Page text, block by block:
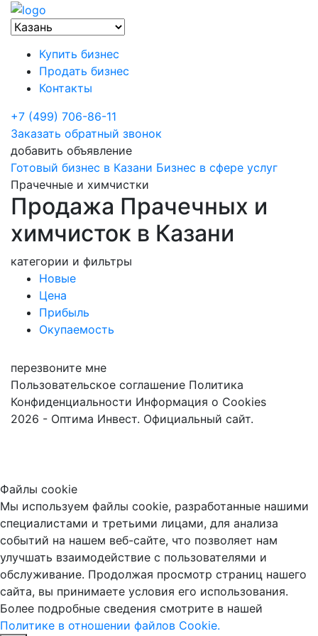
Купить бизнес
Продать бизнес
Контакты
+7 (499) 706-86-11
Заказать обратный звонок
добавить объявление
Готовый бизнес в Казани Бизнес в сфере услуг
Прачечные и химчистки
Продажа Прачечных и
химчисток в Казани
категории и фильтры
Новые
Цена
Прибыль
Окупаемость
перезвоните мне
Пользовательское соглашение Политика
Конфиденциальности Информация о Cookies
2026 - Оптима Инвест. Официальный сайт.
Файлы cookie
Мы используем файлы cookie, разработанные нашими
специалистами и третьими лицами, для анализа
событий на нашем веб-сайте, что позволяет нам
улучшать взаимодействие с пользователями и
обслуживание. Продолжая просмотр страниц нашего
сайта, вы принимаете условия его использования.
Более подробные сведения смотрите в нашей
Политике в отношении файлов Cookie.